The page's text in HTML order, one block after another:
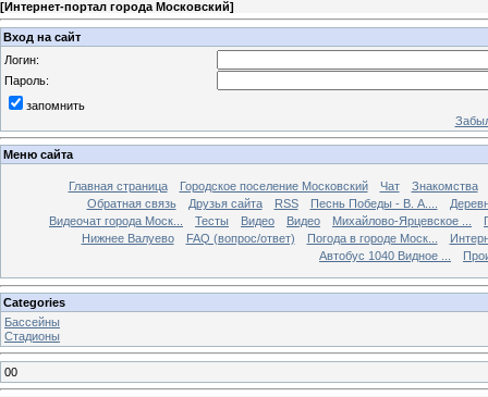
[Интернет-портал города Московский]
Вход на сайт
Логин:
Пароль:
запомнить
Меню сайта
Главная страница Городское поселение Московский Чат
Знакомства
Обратная связь
Друзья сайта RSS Песнь Победы - В. А....
Видеочат города Моск...
Тесты Видео Видео Михайлово-Ярцевское ...
Нижнее Валуево
FAQ (вопрос/ответ) Погода в городе Моск...
Автобус 1040 Видное ...
Categories
Бассейны
Стадионы
00